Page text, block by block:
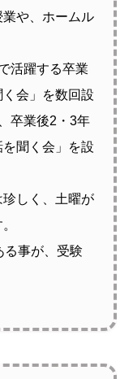
や、ホームル
活躍する卒業
会」を数回設
卒業後2・3年
聞く会」を設
しく、土曜が
る事が、受験